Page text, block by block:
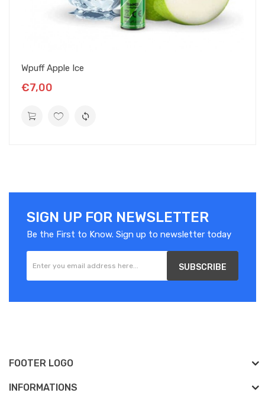
Wpuff Apple Ice
€7,00
SIGN UP FOR NEWSLETTER
Be the First to Know. Sign up to newsletter today
SUBSCRIBE
FOOTER LOGO
INFORMATIONS